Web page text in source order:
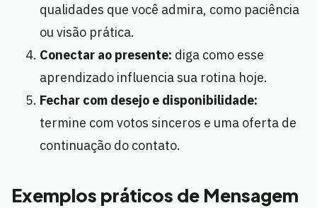
qualidades que você admira, como paciência
ou visão prática.
Conectar ao presente: diga como esse
aprendizado influencia sua rotina hoje.
Fechar com desejo e disponibilidade:
termine com votos sinceros e uma oferta de
continuação do contato.
Exemplos práticos de Mensagem